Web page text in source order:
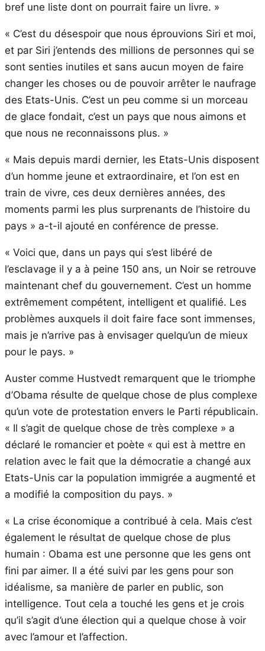
bref une liste dont on pourrait faire un livre. »
« C’est du désespoir que nous éprouvions Siri et moi,
et par Siri j’entends des millions de personnes qui se
sont senties inutiles et sans aucun moyen de faire
changer les choses ou de pouvoir arrêter le naufrage
des Etats-Unis. C’est un peu comme si un morceau
de glace fondait, c’est un pays que nous aimons et
que nous ne reconnaissons plus. »
« Mais depuis mardi dernier, les Etats-Unis disposent
d’un homme jeune et extraordinaire, et l’on est en
train de vivre, ces deux dernières années, des
moments parmi les plus surprenants de l’histoire du
pays » a-t-il ajouté en conférence de presse.
« Voici que, dans un pays qui s’est libéré de
l’esclavage il y a à peine 150 ans, un Noir se retrouve
maintenant chef du gouvernement. C’est un homme
extrêmement compétent, intelligent et qualifié. Les
problèmes auxquels il doit faire face sont immenses,
mais je n’arrive pas à envisager quelqu’un de mieux
pour le pays. »
Auster comme Hustvedt remarquent que le triomphe
d’Obama résulte de quelque chose de plus complexe
qu’un vote de protestation envers le Parti républicain.
« Il s’agit de quelque chose de très complexe » a
déclaré le romancier et poète « qui est à mettre en
relation avec le fait que la démocratie a changé aux
Etats-Unis car la population immigrée a augmenté et
a modifié la composition du pays. »
« La crise économique a contribué à cela. Mais c’est
également le résultat de quelque chose de plus
humain : Obama est une personne que les gens ont
fini par aimer. Il a été suivi par les gens pour son
idéalisme, sa manière de parler en public, son
intelligence. Tout cela a touché les gens et je crois
qu’il s’agit d’une élection qui a quelque chose à voir
avec l’amour et l’affection.